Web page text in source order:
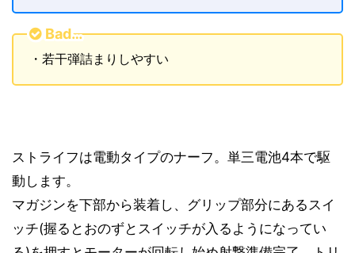
Bad…
・若干弾詰まりしやすい
ストライフは電動タイプのナーフ。単三電池4本で駆
動します。
マガジンを下部から装着し、グリップ部分にあるスイ
ッチ(握るとおのずとスイッチが入るようになってい